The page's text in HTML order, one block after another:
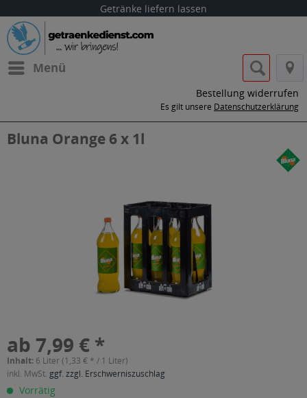
Getränke liefern lassen
Menü
Bestellung widerrufen
Es gilt unsere Datenschutzerklärung
Bluna Orange 6 x 1l
ab 7,99 € *
Inhalt: 6 Liter (1,33 € * / 1 Liter)
inkl. MwSt. ggf. zzgl. Erschwerniszuschlag
Vorrätig